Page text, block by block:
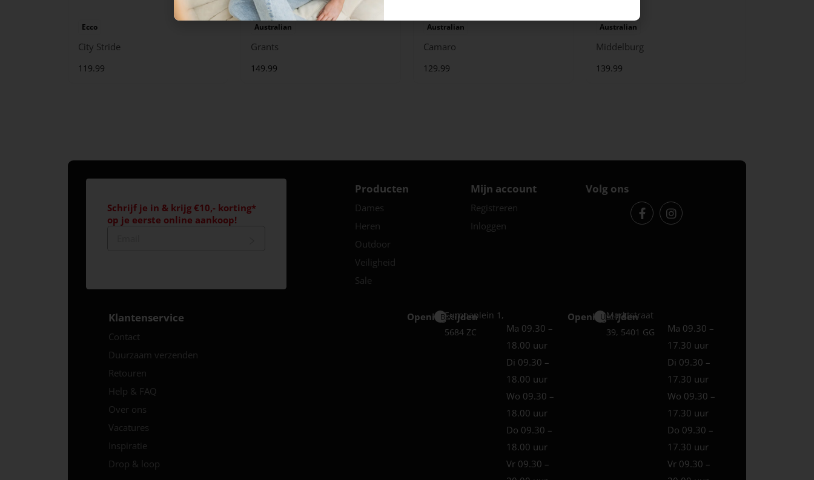
Ecco
City Stride
119.99
Australian
Grants
149.99
Australian
Camaro
129.99
Australian
Middelburg
139.99
Schrijf je in & krijg €10,- korting*
op je eerste online aankoop!
Producten
Dames
Heren
Outdoor
Veiligheid
Sale
Mijn account
Registreren
Inloggen
Volg ons
Klantenservice
Contact
Duurzaam verzenden
Retouren
Help & FAQ
Over ons
Vacatures
Inspiratie
Drop & loop
Openingstijden
Best
Europaplein 1,
5684 ZC
Ma 09.30 –
18.00 uur
Di 09.30 –
18.00 uur
Wo 09.30 –
18.00 uur
Do 09.30 –
18.00 uur
Vr 09.30 –
Openingstijden
Uden
Marktstraat
39, 5401 GG
Ma 09.30 –
17.30 uur
Di 09.30 –
17.30 uur
Wo 09.30 –
17.30 uur
Do 09.30 –
17.30 uur
Vr 09.30 –